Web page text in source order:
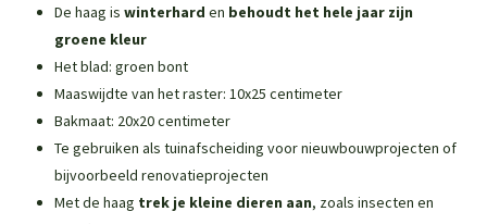
De haag is winterhard en behoudt het hele jaar zijn
groene kleur
Het blad: groen bont
Maaswijdte van het raster: 10x25 centimeter
Bakmaat: 20x20 centimeter
Te gebruiken als tuinafscheiding voor nieuwbouwprojecten of
bijvoorbeeld renovatieprojecten
Met de haag trek je kleine dieren aan, zoals insecten en